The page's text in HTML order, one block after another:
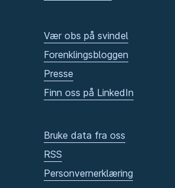
Vær obs på svindel
Forenklingsbloggen
Presse
Finn oss på LinkedIn
Bruke data fra oss
RSS
Personvernerklæring